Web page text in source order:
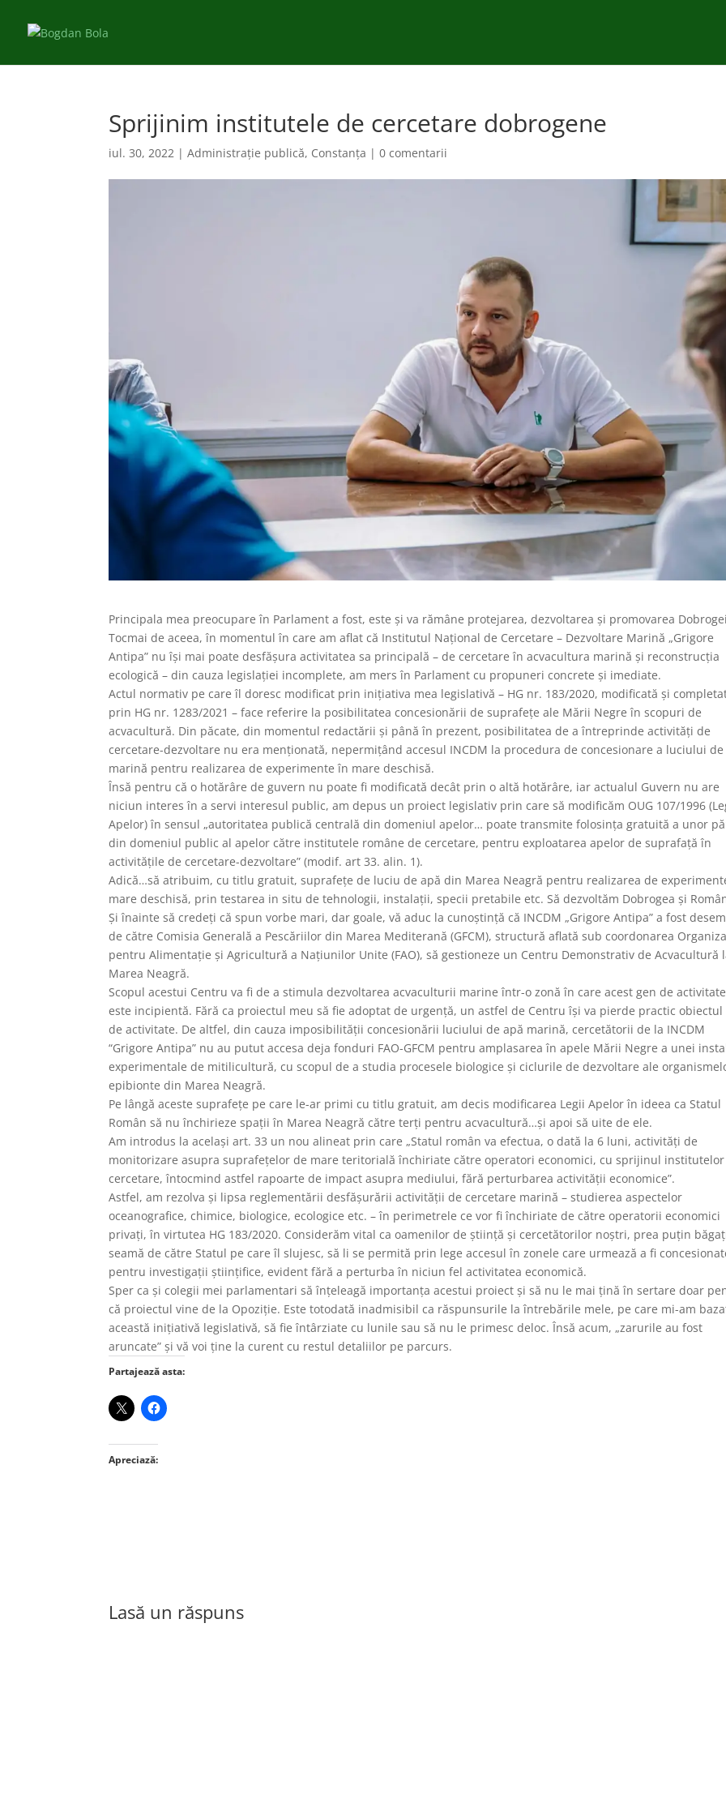
Sprijinim institutele de cercetare dobrogene
iul. 30, 2022 |Administraţie publică, Constanța |0 comentarii
Principala mea preocupare în Parlament a fost, este și va rămâne protejarea, dezvoltarea și promovarea
Tocmai de aceea, în momentul în care am aflat că Institutul Național de Cercetare – Dezvoltare Marină „Grigore
Antipa” nu își mai poate desfășura activitatea sa principală – de cercetare în acvacultura marină și reconstrucția
ecologică – din cauza legislației incomplete, am mers în Parlament cu propuneri concrete și imediate.
Actul normativ pe care îl doresc modificat prin inițiativa mea legislativă – HG nr. 183/2020, modificată şi
prin HG nr. 1283/2021 – face referire la posibilitatea concesionării de suprafețe ale Mării Negre în scopuri de
acvacultură. Din păcate, din momentul redactării și până în prezent, posibilitatea de a întreprinde activități de
cercetare-dezvoltare nu era menționată, nepermițând accesul INCDM la procedura de concesionare a luciului de
marină pentru realizarea de experimente în mare deschisă.
Însă pentru că o hotărâre de guvern nu poate fi modificată decât prin o altă hotărâre, iar actualul Guvern nu are
niciun interes în a servi interesul public, am depus un proiect legislativ prin care să modificăm OUG 107/1996
Apelor) în sensul „autoritatea publică centrală din domeniul apelor… poate transmite folosința gratuită a unor
din domeniul public al apelor către institutele române de cercetare, pentru exploatarea apelor de suprafață în
activitățile de cercetare-dezvoltare” (modif. art 33. alin. 1).
Adică…să atribuim, cu titlu gratuit, suprafețe de luciu de apă din Marea Neagră pentru realizarea de
mare deschisă, prin testarea in situ de tehnologii, instalații, specii pretabile etc. Să dezvoltăm Dobrogea și
Și înainte să credeți că spun vorbe mari, dar goale, vă aduc la cunoștință că INCDM „Grigore Antipa” a fost
de către Comisia Generală a Pescăriilor din Marea Mediterană (GFCM), structură aflată sub coordonarea
pentru Alimentație și Agricultură a Națiunilor Unite (FAO), să gestioneze un Centru Demonstrativ de Acvacultură
Marea Neagră.
Scopul acestui Centru va fi de a stimula dezvoltarea acvaculturii marine într-o zonă în care acest gen de activitate
este incipientă. Fără ca proiectul meu să fie adoptat de urgență, un astfel de Centru își va pierde practic obiectul
de activitate. De altfel, din cauza imposibilității concesionării luciului de apă marină, cercetătorii de la INCDM
“Grigore Antipa” nu au putut accesa deja fonduri FAO-GFCM pentru amplasarea în apele Mării Negre a unei
experimentale de mitilicultură, cu scopul de a studia procesele biologice şi ciclurile de dezvoltare ale
epibionte din Marea Neagră.
Pe lângă aceste suprafețe pe care le-ar primi cu titlu gratuit, am decis modificarea Legii Apelor în ideea ca Statul
Român să nu închirieze spații în Marea Neagră către terți pentru acvacultură…și apoi să uite de ele.
Am introdus la același art. 33 un nou alineat prin care „Statul român va efectua, o dată la 6 luni, activități de
monitorizare asupra suprafețelor de mare teritorială închiriate către operatori economici, cu sprijinul institutelor
cercetare, întocmind astfel rapoarte de impact asupra mediului, fără perturbarea activității economice”.
Astfel, am rezolva și lipsa reglementării desfășurării activității de cercetare marină – studierea aspectelor
oceanografice, chimice, biologice, ecologice etc. – în perimetrele ce vor fi închiriate de către operatorii economici
privați, în virtutea HG 183/2020. Considerăm vital ca oamenilor de știință și cercetătorilor noștri, prea puțin
seamă de către Statul pe care îl slujesc, să li se permită prin lege accesul în zonele care urmează a fi
pentru investigații științifice, evident fără a perturba în niciun fel activitatea economică.
Sper ca și colegii mei parlamentari să înțeleagă importanța acestui proiect și să nu le mai țină în sertare doar
că proiectul vine de la Opoziție. Este totodată inadmisibil ca răspunsurile la întrebările mele, pe care mi-am
această inițiativă legislativă, să fie întârziate cu lunile sau să nu le primesc deloc. Însă acum, „zarurile au fost
aruncate” și vă voi ține la curent cu restul detaliilor pe parcurs.
Partajează asta:
Apreciază:
Lasă un răspuns